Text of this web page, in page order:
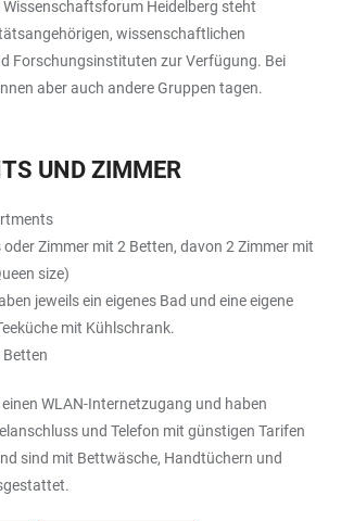
Heidelberg steht
wissenschaftlichen
Forschungsinstituten zur Verfügung. Bei
aber auch andere Gruppen tagen.
UND ZIMMER
Zimmer mit 2 Betten, davon 2 Zimmer mit
size)
jeweils ein eigenes Bad und eine eigene
mit Kühlschrank.
WLAN-Internetzugang und haben
und Telefon mit günstigen Tarifen
sind mit Bettwäsche, Handtüchern und